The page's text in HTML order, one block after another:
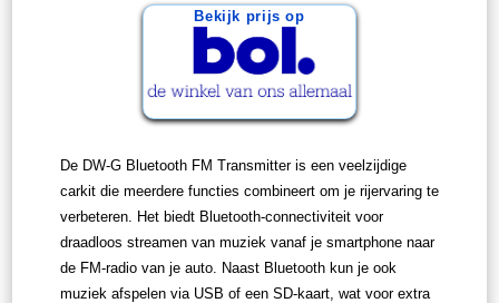
Bekijk prijs op
De DW-G Bluetooth FM Transmitter is een veelzijdige
carkit die meerdere functies combineert om je rijervaring te
verbeteren. Het biedt Bluetooth-connectiviteit voor
draadloos streamen van muziek vanaf je smartphone naar
de FM-radio van je auto. Naast Bluetooth kun je ook
muziek afspelen via USB of een SD-kaart, wat voor extra